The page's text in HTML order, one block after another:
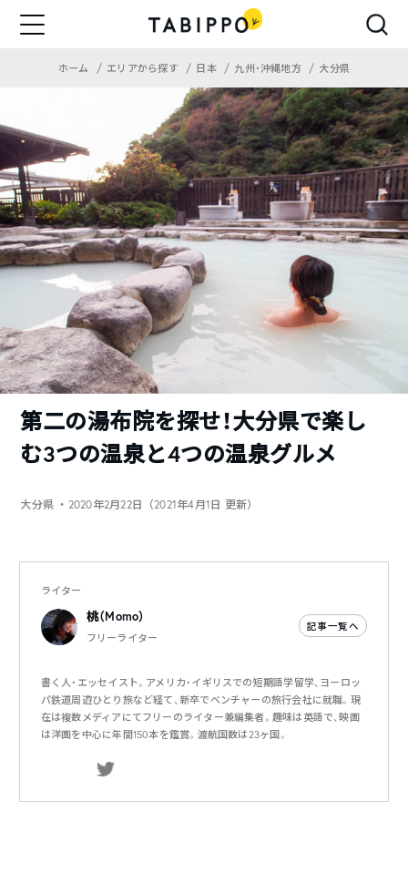
ホーム エリアから探す 日本 九州・沖縄地方 大分県
第二の湯布院を探せ！大分県で楽し
む3つの温泉と4つの温泉グルメ
大分県 ・2020年2月22日（2021年4月1日 更新）
ライター
桃（Momo）
フリーライター
記事一覧へ
書く人・エッセイスト。アメリカ・イギリスでの短期語学留学、ヨーロッ
パ鉄道周遊ひとり旅など経て、新卒でベンチャーの旅行会社に就職。現
在は複数メディアにてフリーのライター兼編集者。趣味は英語で、映画
は洋画を中心に年間150本を鑑賞。渡航国数は23ヶ国。